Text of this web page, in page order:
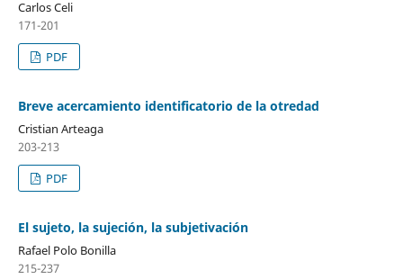
Carlos Celi
171-201
PDF
Breve acercamiento identificatorio de la otredad
Cristian Arteaga
203-213
PDF
El sujeto, la sujeción, la subjetivación
Rafael Polo Bonilla
215-237